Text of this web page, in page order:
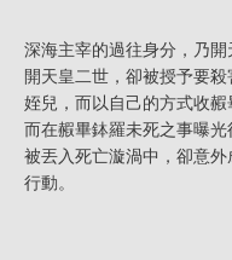
深海主宰的過往身分，乃
開天皇二世，卻被授予要
姪兒，而以自己的方式收
而在赮畢鉢羅未死之事曝
被丟入死亡漩渦中，卻意
行動。